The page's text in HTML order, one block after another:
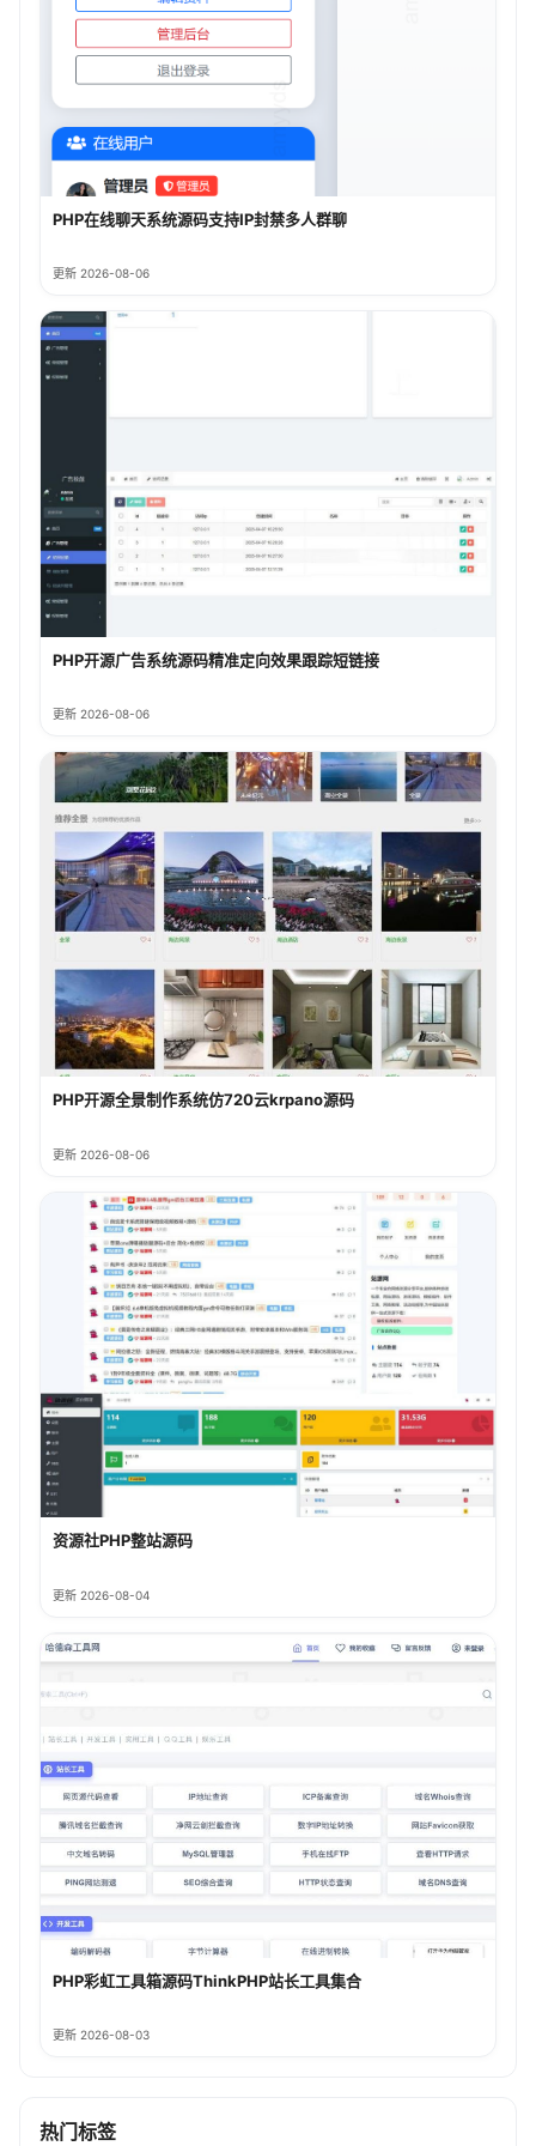
PHP在线聊天系统源码支持IP封禁多人群聊
更新 2026-08-06
PHP开源广告系统源码精准定向效果跟踪短链接
更新 2026-08-06
PHP开源全景制作系统仿720云krpano源码
更新 2026-08-06
资源社PHP整站源码
更新 2026-08-04
PHP彩虹工具箱源码ThinkPHP站长工具集合
更新 2026-08-03
热门标签